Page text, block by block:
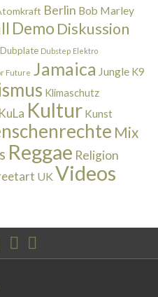
Berlin Bob Marley
Demo Diskussion
Dubplate Dubstep Elektro
Future Jamaica Jungle K9
Klimaschutz
KuLa Kultur Kunst
Mix
Reggae Religion
UKVideos